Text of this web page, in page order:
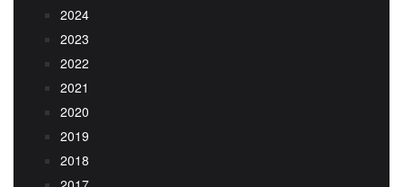
2024
2023
2022
2021
2020
2019
2018